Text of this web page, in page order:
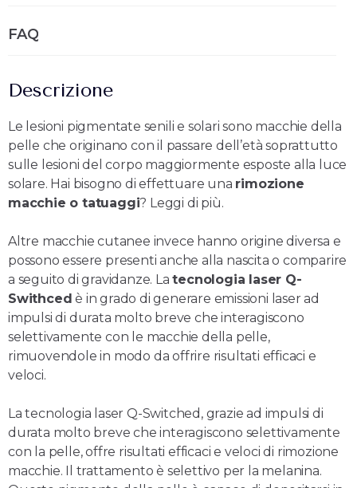
FAQ
Descrizione
Le lesioni pigmentate senili e solari sono macchie della
pelle che originano con il passare dell’età soprattutto
sulle lesioni del corpo maggiormente esposte alla luce
solare. Hai bisogno di effettuare una rimozione
macchie o tatuaggi? Leggi di più.
Altre macchie cutanee invece hanno origine diversa e
possono essere presenti anche alla nascita o comparire
a seguito di gravidanze. Latecnologia laser Q-
Swithced è in grado di generare emissioni laser ad
impulsi di durata molto breve che interagiscono
selettivamente con le macchie della pelle,
rimuovendole in modo da offrire risultati efficaci e
veloci.
La tecnologia laser Q-Switched, grazie ad impulsi di
durata molto breve che interagiscono selettivamente
con la pelle, offre risultati efficaci e veloci di rimozione
macchie. Il trattamento è selettivo per la melanina.